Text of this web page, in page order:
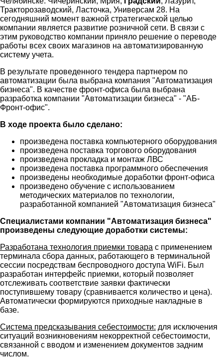
Тракторозаводский, Ласточка, Универсам 28. На
сегодняшний момент важной стратегической целью
компании является развитие розничной сети. В связи с
этим руководство компании приняло решение о переводе
работы всех своих магазинов на автоматизированную
систему учета.
В результате проведенного тендера партнером по
автоматизации была выбрана компания "Автоматизация
бизнеса". В качестве фронт-офиса была выбрана
разработка компании "Автоматизации бизнеса" - "АБ-
Фронт-офис".
В ходе проекта было сделано:
произведена поставка компьютерного оборудования
произведена поставка торгового оборудования
произведена прокладка и монтаж ЛВС
произведена поставка программного обеспечения
произведены необходимые доработки фронт-офиса
произведено обучение с использованием
методических материалов по технологии,
разработанной компанией "Автоматизация бизнеса"
Специалистами компании "Автоматизация бизнеса"
произведены следующие доработки системы:
Разработана технология приемки товара с применением
терминала сбора данных, работающего в терминальной
сессии посредствам беспроводного доступа WiFi. Был
разработан интерфейс приемки, который позволяет
отслеживать соответствие заявки фактически
поступившему товару (сравнивается количество и цена).
Автоматически формируются приходные накладные в
базе.
Система предсказывания себестоимости: для исключения
ситуаций возникновениям некорректной себестоимости,
связанной с вводом и изменением документов задним
числом.